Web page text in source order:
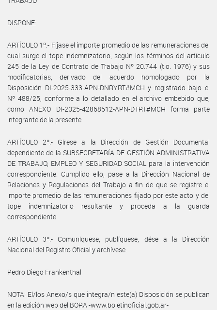
DISPONE:
ARTÍCULO 1º.- Fíjase el importe promedio de las remuneraciones del
cual surge el tope indemnizatorio, según los términos del artículo
245 de la Ley de Contrato de Trabajo Nº 20.744 (t.o. 1976) y sus
modificatorias, derivado del acuerdo homologado por la
Disposición DI-2025-333-APN-DNRYRT#MCH y registrado bajo el
Nº 488/25, conforme a lo detallado en el archivo embebido que,
como ANEXO DI-2025-42868512-APN-DTRT#MCH forma parte
integrante de la presente.
ARTÍCULO 2º.- Gírese a la Dirección de Gestión Documental
dependiente de la SUBSECRETARÍA DE GESTIÓN ADMINISTRATIVA
DE TRABAJO, EMPLEO Y SEGURIDAD SOCIAL para la intervención
correspondiente. Cumplido ello, pase a la Dirección Nacional de
Relaciones y Regulaciones del Trabajo a fin de que se registre el
importe promedio de las remuneraciones fijado por este acto y del
tope indemnizatorio resultante y proceda a la guarda
correspondiente.
ARTÍCULO 3º.- Comuníquese, publíquese, dése a la Dirección
Nacional del Registro Oficial y archívese.
Pedro Diego Frankenthal
NOTA: El/los Anexo/s que integra/n este(a) Disposición se publican
en la edición web del BORA -www.boletinoficial.gob.ar-